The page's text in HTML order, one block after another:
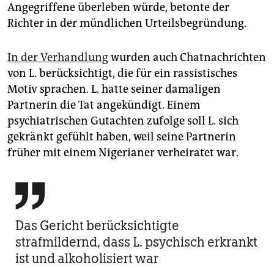
Angegriffene überleben würde, betonte der
Richter in der mündlichen Urteilsbegründung.
In der Verhandlungwurden auch Chatnachrichten
von L. berücksichtigt, die für ein rassistisches
Motiv sprachen. L. hatte seiner damaligen
Partnerin die Tat angekündigt. Einem
psychiatrischen Gutachten zufolge soll L. sich
gekränkt gefühlt haben, weil seine Partnerin
früher mit einem Nigerianer verheiratet war.

Das Gericht berücksichtigte
strafmildernd, dass L. psychisch erkrankt
ist und alkoholisiert war